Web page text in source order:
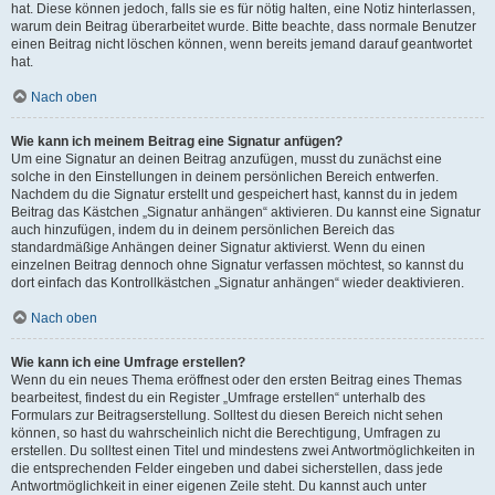
hat. Diese können jedoch, falls sie es für nötig halten, eine Notiz hinterlassen,
warum dein Beitrag überarbeitet wurde. Bitte beachte, dass normale Benutzer
einen Beitrag nicht löschen können, wenn bereits jemand darauf geantwortet
hat.
Nach oben
Wie kann ich meinem Beitrag eine Signatur anfügen?
Um eine Signatur an deinen Beitrag anzufügen, musst du zunächst eine
solche in den Einstellungen in deinem persönlichen Bereich entwerfen.
Nachdem du die Signatur erstellt und gespeichert hast, kannst du in jedem
Beitrag das Kästchen „Signatur anhängen“ aktivieren. Du kannst eine Signatur
auch hinzufügen, indem du in deinem persönlichen Bereich das
standardmäßige Anhängen deiner Signatur aktivierst. Wenn du einen
einzelnen Beitrag dennoch ohne Signatur verfassen möchtest, so kannst du
dort einfach das Kontrollkästchen „Signatur anhängen“ wieder deaktivieren.
Nach oben
Wie kann ich eine Umfrage erstellen?
Wenn du ein neues Thema eröffnest oder den ersten Beitrag eines Themas
bearbeitest, findest du ein Register „Umfrage erstellen“ unterhalb des
Formulars zur Beitragserstellung. Solltest du diesen Bereich nicht sehen
können, so hast du wahrscheinlich nicht die Berechtigung, Umfragen zu
erstellen. Du solltest einen Titel und mindestens zwei Antwortmöglichkeiten in
die entsprechenden Felder eingeben und dabei sicherstellen, dass jede
Antwortmöglichkeit in einer eigenen Zeile steht. Du kannst auch unter